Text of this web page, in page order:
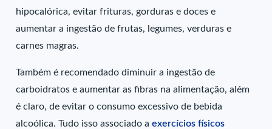
hipocalórica, evitar frituras, gorduras e doces e
aumentar a ingestão de frutas, legumes, verduras e
carnes magras.
Também é recomendado diminuir a ingestão de
carboidratos e aumentar as fibras na alimentação, além
é claro, de evitar o consumo excessivo de bebida
alcoólica. Tudo isso associado aexercícios físicos